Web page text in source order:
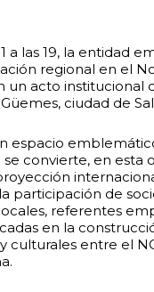
a las 19, la entidad
regional en el
un acto institucional
ciudad de
espacio
convierte, en esta
participación de
referentes
en la
culturales entre el